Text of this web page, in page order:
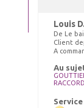
Louis D.
De Le
Client
A
Au